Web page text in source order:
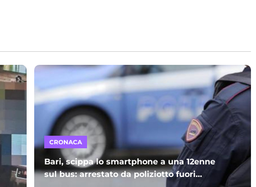
CRONACA
Bari, scippa lo smartphone a una 12enne
sul bus: arrestato da poliziotto fuori